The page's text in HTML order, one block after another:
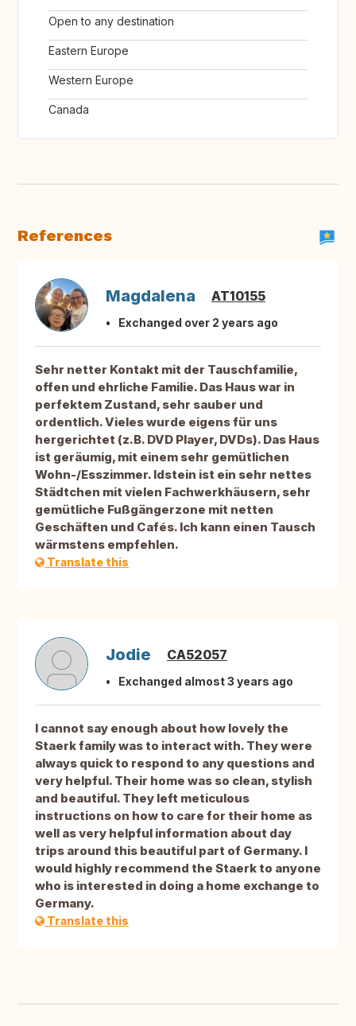
Open to any destination
Eastern Europe
Western Europe
Canada
References
Magdalena AT10155
Exchanged over 2 years ago
Sehr netter Kontakt mit der Tauschfamilie,
offen und ehrliche Familie. Das Haus war in
perfektem Zustand, sehr sauber und
ordentlich. Vieles wurde eigens für uns
hergerichtet (z.B. DVD Player, DVDs). Das Haus
ist geräumig, mit einem sehr gemütlichen
Wohn-/Esszimmer. Idstein ist ein sehr nettes
Städtchen mit vielen Fachwerkhäusern, sehr
gemütliche Fußgängerzone mit netten
Geschäften und Cafés. Ich kann einen Tausch
wärmstens empfehlen.
Translate this
Jodie CA52057
Exchanged almost 3 years ago
I cannot say enough about how lovely the
Staerk family was to interact with. They were
always quick to respond to any questions and
very helpful. Their home was so clean, stylish
and beautiful. They left meticulous
instructions on how to care for their home as
well as very helpful information about day
trips around this beautiful part of Germany. I
would highly recommend the Staerk to anyone
who is interested in doing a home exchange to
Germany.
Translate this